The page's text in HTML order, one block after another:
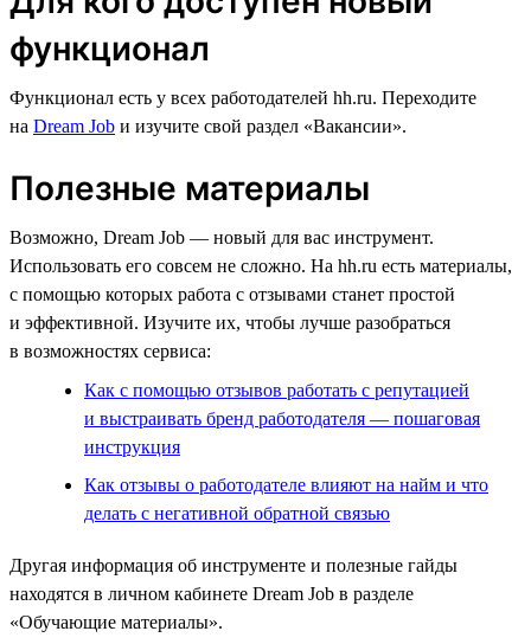
функционал
Функционал есть у всех работодателей hh.ru. Переходите
на Dream Job и изучите свой раздел «Вакансии».
Полезные материалы
Возможно, Dream Job — новый для вас инструмент.
Использовать его совсем не сложно. На hh.ru есть материалы,
с помощью которых работа с отзывами станет простой
и эффективной. Изучите их, чтобы лучше разобраться
в возможностях сервиса:
Как с помощью отзывов работать с репутацией
и выстраивать бренд работодателя — пошаговая
инструкция
Как отзывы о работодателе влияют на найм и что
делать с негативной обратной связью
Другая информация об инструменте и полезные гайды
находятся в личном кабинете Dream Job в разделе
«Обучающие материалы».